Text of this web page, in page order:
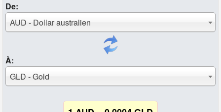
De:
AUD - Dollar australien
À:
GLD - Gold